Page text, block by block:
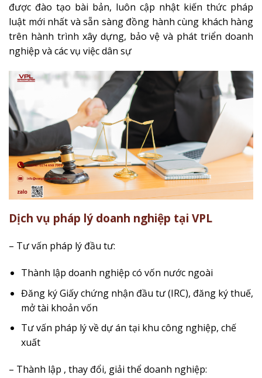
được đào tạo bài bản, luôn cập nhật kiến thức pháp
luật mới nhất và sẵn sàng đồng hành cùng khách hàng
trên hành trình xây dựng, bảo vệ và phát triển doanh
nghiệp và các vụ việc dân sự
Dịch vụ pháp lý doanh nghiệp tại VPL
– Tư vấn pháp lý đầu tư:
Thành lập doanh nghiệp có vốn nước ngoài
Đăng ký Giấy chứng nhận đầu tư (IRC), đăng ký thuế,
mở tài khoản vốn
Tư vấn pháp lý về dự án tại khu công nghiệp, chế
xuất
– Thành lập , thay đổi, giải thể doanh nghiệp: